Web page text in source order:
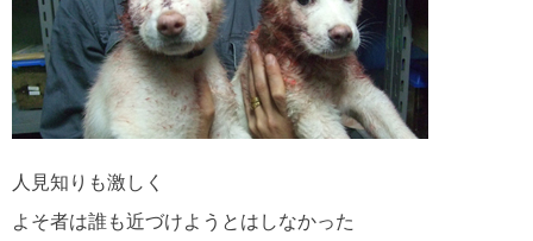
人見知りも激しく
よそ者は誰も近づけようとはしなかった